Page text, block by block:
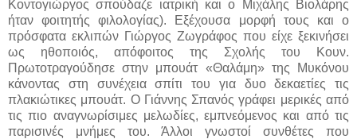
Κοντογιώργος σπούδαζε ιατρική και ο Μιχάλης Βιολάρης
ήταν φοιτητής φιλολογίας). Εξέχουσα μορφή τους και ο
πρόσφατα εκλιπών Γιώργος Ζωγράφος που είχε ξεκινήσει
ως ηθοποιός, απόφοιτος της Σχολής του Κουν.
Πρωτοτραγούδησε στην μπουάτ «Θαλάμη» της Μυκόνου
κάνοντας στη συνέχεια σπίτι του για δυο δεκαετίες τις
πλακιώτικες μπουάτ. Ο Γιάννης Σπανός γράφει μερικές από
τις πιο αναγνωρίσιμες μελωδίες, εμπνεόμενος και από τις
παρισινές μνήμες του. Άλλοι γνωστοί συνθέτες που